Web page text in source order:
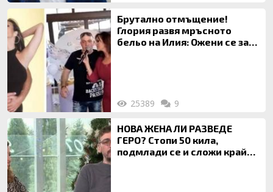
Брутално отмъщение!
Глория развя мръсното
бельо на Илия: Ожени се за
25389 9
НОВА ЖЕНА ЛИ РАЗВЕДЕ
ГЕРО? Стопи 50 кила,
подмлади се и сложи край